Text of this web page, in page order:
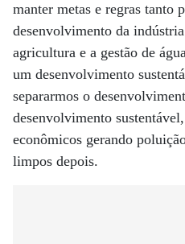
manter metas e regras tanto
desenvolvimento da
agricultura e a gestão de
um desenvolvimento
separarmos o
desenvolvimento
econômicos gerando
limpos depois.